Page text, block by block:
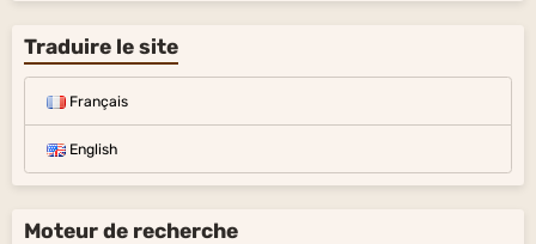
Traduire le site
Français
English
Moteur de recherche